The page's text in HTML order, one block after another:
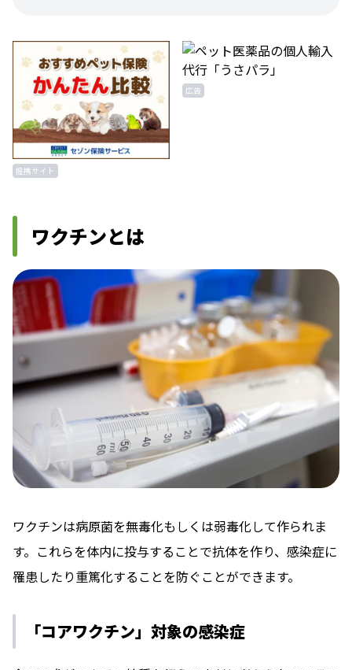
提携サイト
広告
ワクチンとは
ワクチンは病原菌を無毒化もしくは弱毒化して作られま
す。これらを体内に投与することで抗体を作り、感染症に
罹患したり重篤化することを防ぐことができます。
「コアワクチン」対象の感染症